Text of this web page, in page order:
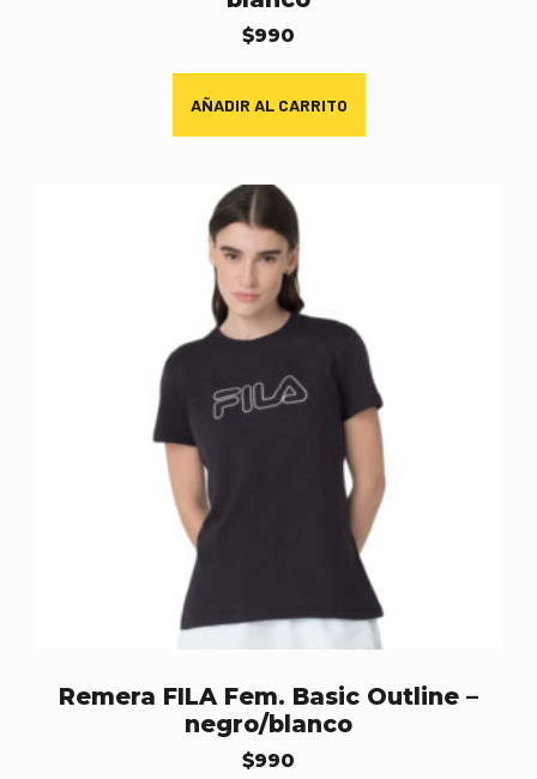
$990
AÑADIR AL CARRITO
Remera FILA Fem. Basic Outline –
negro/blanco
$990